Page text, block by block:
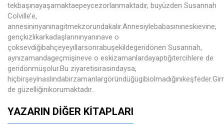
tekbaşınayaşamaktaepeycezorlanmaktadır, buyüzden Susannah
Colville’e,
annesininyanınagitmekzorundakalır.Annesiylebabasınıneskievine,
gençkızlıkarkadaşlarınınyanınave o
çoksevdiğibahçeyeyıllarsonrabuşekildegeridönen Susannah,
aynızamandageçmişineve o eskizamanlardayaptığıtercihlere de
geridönmüşolur.Bu ziyaretisırasındaysa,
de güzelliğinikorumaktadır…
YAZARIN DIĞER KITAPLARI